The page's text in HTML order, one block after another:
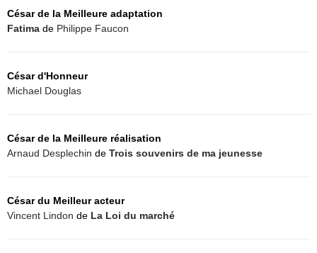
César de la Meilleure adaptation
Fatima de Philippe Faucon
César d'Honneur
Michael Douglas
César de la Meilleure réalisation
Arnaud Desplechin de Trois souvenirs de ma jeunesse
César du Meilleur acteur
Vincent Lindon de La Loi du marché